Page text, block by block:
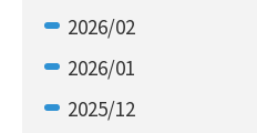
2026/02
2026/01
2025/12